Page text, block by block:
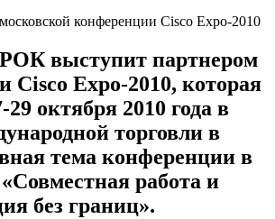
выступит партнером
Cisco Expo-2010, которая
29 октября 2010 года в
торговли в
тема конференции в
работа и
без границ».